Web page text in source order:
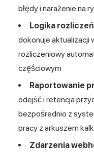
błędy i narażenie na
Logika
dokonuje aktualizacji
rozliczeniowy
częściowym
Raportowanie
odejść i retencja
bezpośrednio z
pracy z arkuszem
Zdarzenia